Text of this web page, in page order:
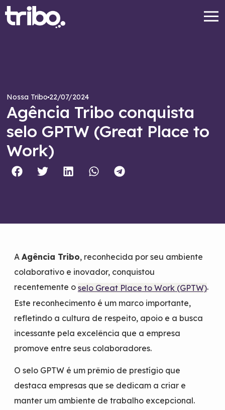
Nossa Tribo22/07/2024
Agência Tribo conquista
selo GPTW (Great Place to
Work)
A Agência Tribo, reconhecida por seu ambiente
colaborativo e inovador, conquistou
recentemente o selo Great Place to Work (GPTW).
Este reconhecimento é um marco importante,
refletindo a cultura de respeito, apoio e a busca
incessante pela excelência que a empresa
promove entre seus colaboradores.
O selo GPTW é um prêmio de prestígio que
destaca empresas que se dedicam a criar e
manter um ambiente de trabalho excepcional.